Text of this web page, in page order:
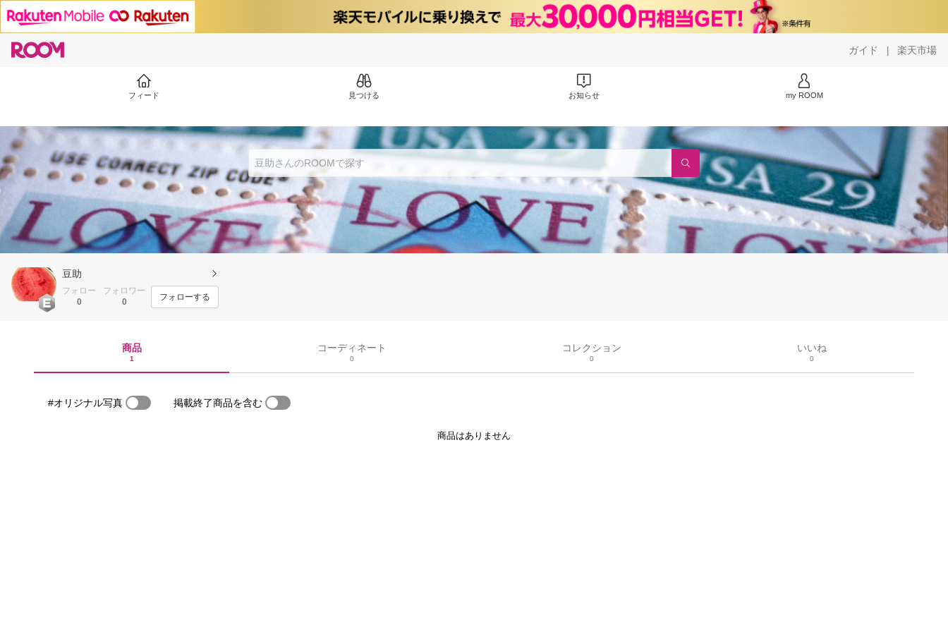
ガイド | 楽天市場
フィード 見つける お知らせ my ROOM
豆助
フォロー
0
フォロワー
0
フォローする
商品
1
コーディネート
0
コレクション
0
いいね
0
#オリジナル写真 掲載終了商品を含む
商品はありません